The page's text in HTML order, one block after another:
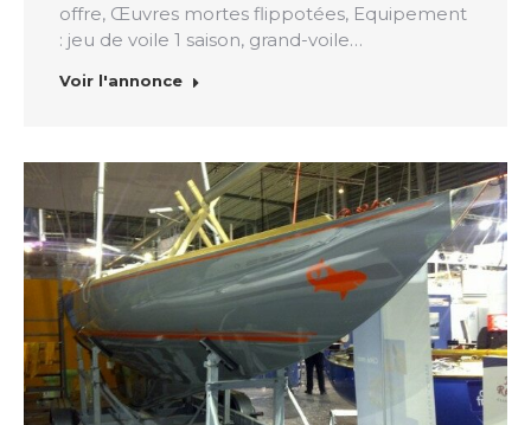
offre, Œuvres mortes flippotées, Equipement
: jeu de voile 1 saison, grand-voile…
Voir l'annonce